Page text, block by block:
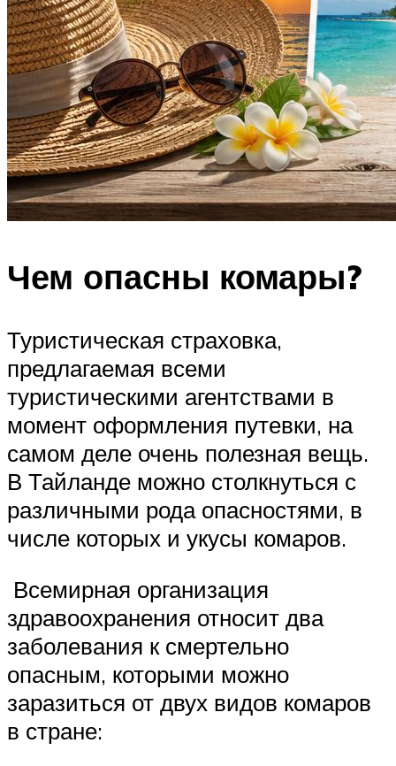
Чем опасны комары?
Туристическая страховка,
предлагаемая всеми
туристическими агентствами в
момент оформления путевки, на
самом деле очень полезная вещь.
В Тайланде можно столкнуться с
различными рода опасностями, в
числе которых и укусы комаров.
Всемирная организация
здравоохранения относит два
заболевания к смертельно
опасным, которыми можно
заразиться от двух видов комаров
в стране: